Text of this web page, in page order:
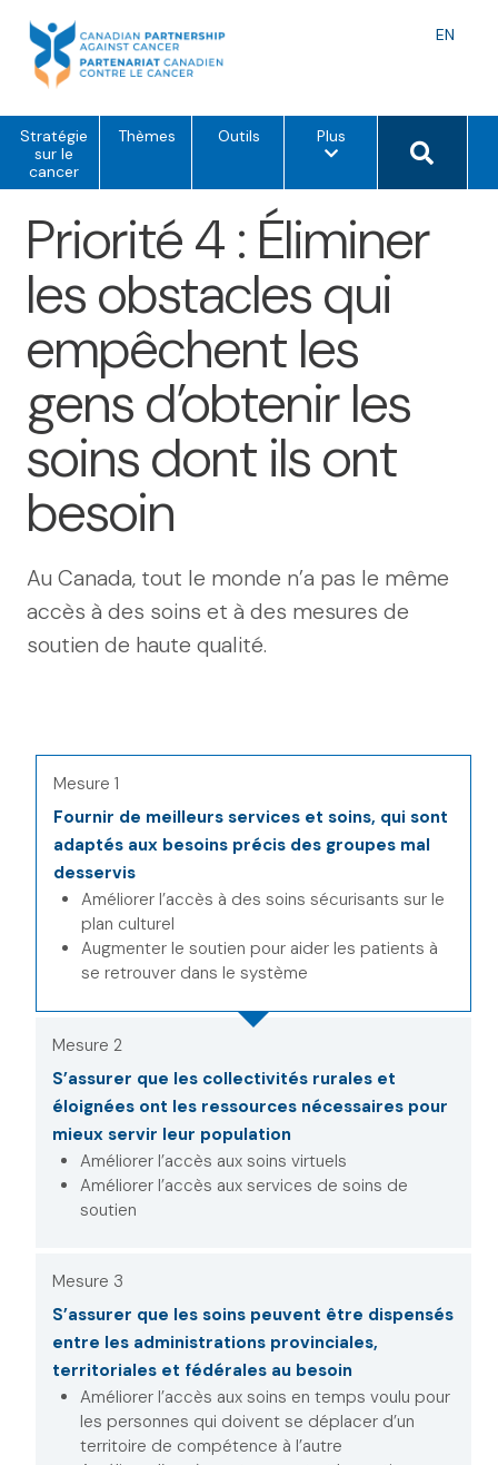
content
EN
Stratégie
sur le
cancer
Thèmes Outils Pluso
i
n
s
d
m
e
n
u
Search
Priorité 4 : Éliminer
les obstacles qui
empêchent les
gens d’obtenir les
soins dont ils ont
besoin
Au Canada, tout le monde n’a pas le même
accès à des soins et à des mesures de
soutien de haute qualité.
Mesure 1
Fournir de meilleurs services et soins, qui sont
adaptés aux besoins précis des groupes mal
desservis
Améliorer l’accès à des soins sécurisants sur le
plan culturel
Augmenter le soutien pour aider les patients à
se retrouver dans le système
Mesure 2
S’assurer que les collectivités rurales et
éloignées ont les ressources nécessaires pour
mieux servir leur population
Améliorer l’accès aux soins virtuels
Améliorer l’accès aux services de soins de
soutien
Mesure 3
S’assurer que les soins peuvent être dispensés
entre les administrations provinciales,
territoriales et fédérales au besoin
Améliorer l’accès aux soins en temps voulu pour
les personnes qui doivent se déplacer d’un
territoire de compétence à l’autre